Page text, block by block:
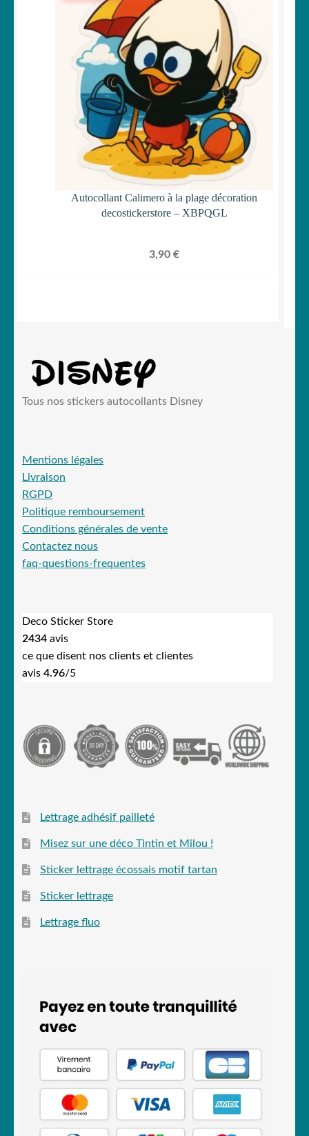
Autocollant Calimero à la plage décoration
decostickerstore – XBPQGL
3,90 €
Tous nos stickers autocollants Disney
Mentions légales
Livraison
RGPD
Politique remboursement
Conditions générales de vente
Contactez nous
faq-questions-frequentes
Deco Sticker Store
2434 avis
ce que disent nos clients et clientes
avis 4.96/5
Lettrage adhésif pailleté
Misez sur une déco Tintin et Milou !
Sticker lettrage écossais motif tartan
Sticker lettrage
Lettrage fluo